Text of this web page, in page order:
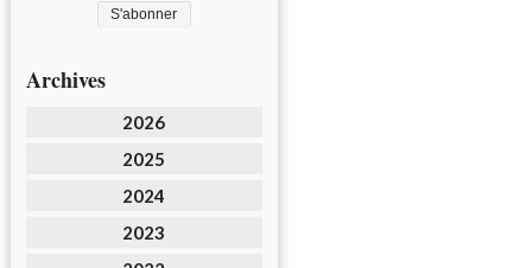
Archives
2026
2025
2024
2023